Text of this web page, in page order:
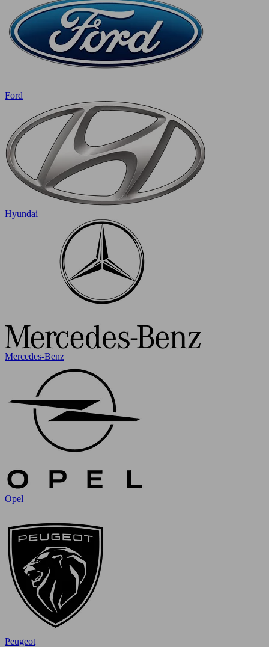
Ford
Hyundai
Mercedes-Benz
Opel
Peugeot